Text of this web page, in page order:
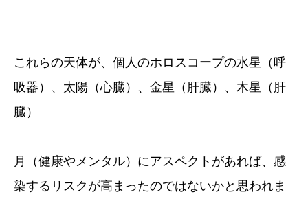
これらの天体が、個人のホロスコープの水星（呼
吸器）、太陽（心臓）、金星（肝臓）、木星（肝
臓）
月（健康やメンタル）にアスペクトがあれば、感
染するリスクが高まったのではないかと思われま